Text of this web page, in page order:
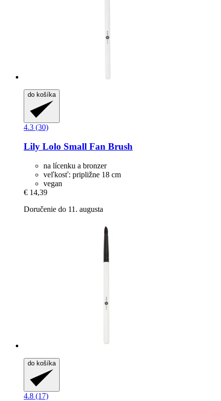
do košíka
4.3 (30)
Lily Lolo Small Fan Brush
na lícenku a bronzer
veľkosť: pripližne 18 cm
vegan
€ 14,39
Doručenie do 11. augusta
do košíka
4.8 (17)